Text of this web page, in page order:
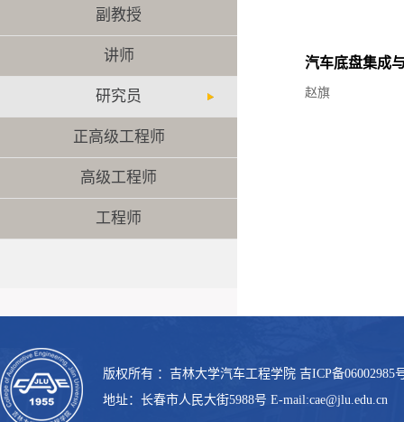
副教授
讲师
研究员
正高级工程师
高级工程师
工程师
汽车底盘集成
赵旗
版权所有 ：吉林大学汽车工程学院 吉ICP备06002985
地址：长春市人民大街5988号 E-mail:cae@jlu.edu.cn